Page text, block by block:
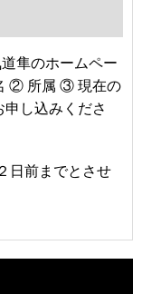
隼のホームペー
② 所属 ③ 現在の
し込みくださ
日前までとさせ